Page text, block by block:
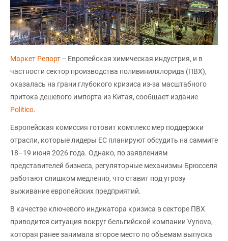
Маркет Репорт-- Европейская химическая индустрия, и в
частности сектор производства поливинилхлорида (ПВХ),
оказалась на грани глубокого кризиса из-за масштабного
притока дешевого импорта из Китая, сообщает издание
Politico.
Европейская комиссия готовит комплекс мер поддержки
отрасли, которые лидеры ЕС планируют обсудить на саммите
18–19 июня 2026 года. Однако, по заявлениям
представителей бизнеса, регуляторные механизмы Брюсселя
работают слишком медленно, что ставит под угрозу
выживание европейских предприятий.
В качестве ключевого индикатора кризиса в секторе ПВХ
приводится ситуация вокруг бельгийской компании Vynova,
которая ранее занимала второе место по объемам выпуска